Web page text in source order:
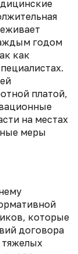
годом
как
платой,
на местах
меры
которые
договора